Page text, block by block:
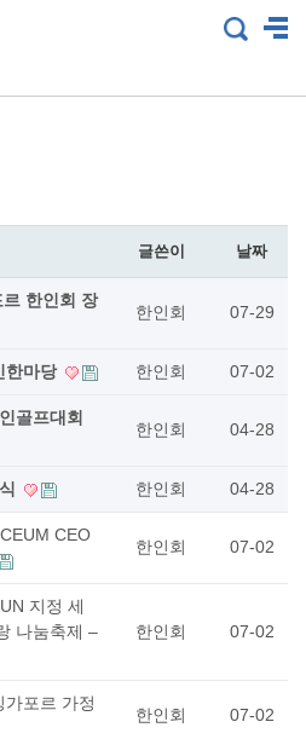
글쓴이 날짜
한인회 장
한인회 07-29
한마당 한인회 07-02
골프대회
한인회 04-28
한인회 04-28
CEO
한인회 07-02
지정 세
나눔축제 –
한인회 07-02
포르 가정
한인회 07-02